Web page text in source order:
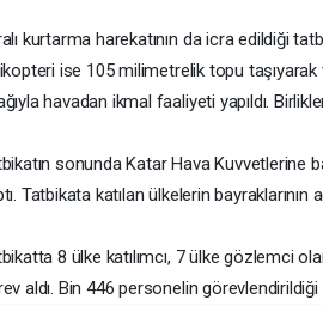
kurtarma harekatının da icra edildiği
ise 105 milimetrelik topu taşıyarak
havadan ikmal faaliyeti yapıldı.
sonunda Katar Hava Kuvvetlerine
Tatbikata katılan ülkelerin
8 ülke katılımcı, 7 ülke gözlemci
aldı. Bin 446 personelin